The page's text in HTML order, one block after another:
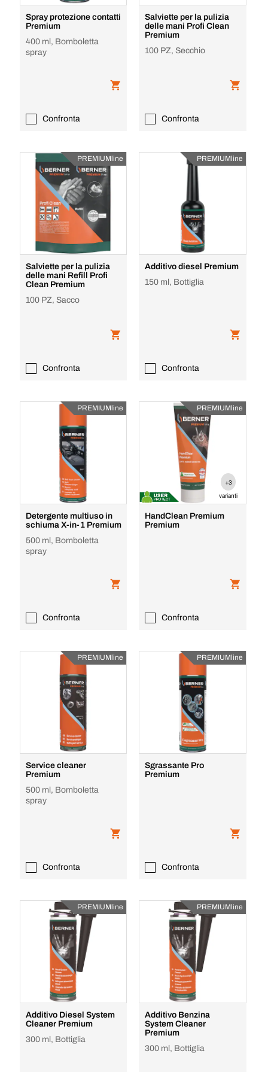
Spray protezione contatti
Premium
400 ml, Bomboletta
spray
Confronta
Salviette per la pulizia
delle mani Profi Clean
Premium
100 PZ, Secchio
Confronta
PREMIUMline
Salviette per la pulizia
delle mani Refill Profi
Clean Premium
100 PZ, Sacco
Confronta
PREMIUMline
Additivo diesel Premium
150 ml, Bottiglia
Confronta
PREMIUMline
Detergente multiuso in
schiuma X-in-1 Premium
500 ml, Bomboletta
spray
Confronta
PREMIUMline
+3
varianti
HandClean Premium
Premium
Confronta
PREMIUMline
Service cleaner
Premium
500 ml, Bomboletta
spray
Confronta
PREMIUMline
Sgrassante Pro
Premium
Confronta
PREMIUMline
Additivo Diesel System
Cleaner Premium
300 ml, Bottiglia
PREMIUMline
Additivo Benzina
System Cleaner
Premium
300 ml, Bottiglia